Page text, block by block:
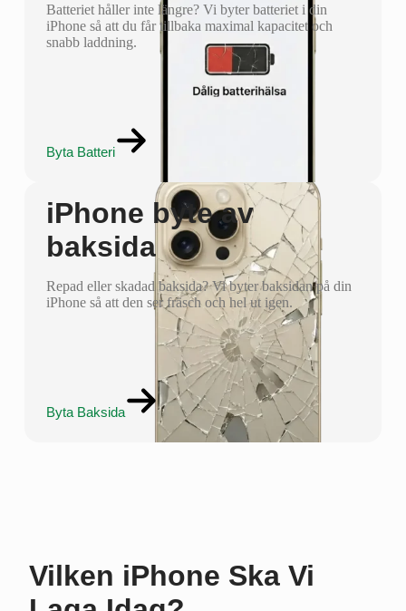
Batteriet håller inte längre? Vi byter batteriet i din
iPhone så att du får tillbaka maximal kapacitet och
snabb laddning.
Byta Batteri
iPhone byte av
baksida
Repad eller skadad baksida? Vi byter baksidan på din
iPhone så att den ser fräsch och hel ut igen.
Byta Baksida
Vilken iPhone Ska Vi